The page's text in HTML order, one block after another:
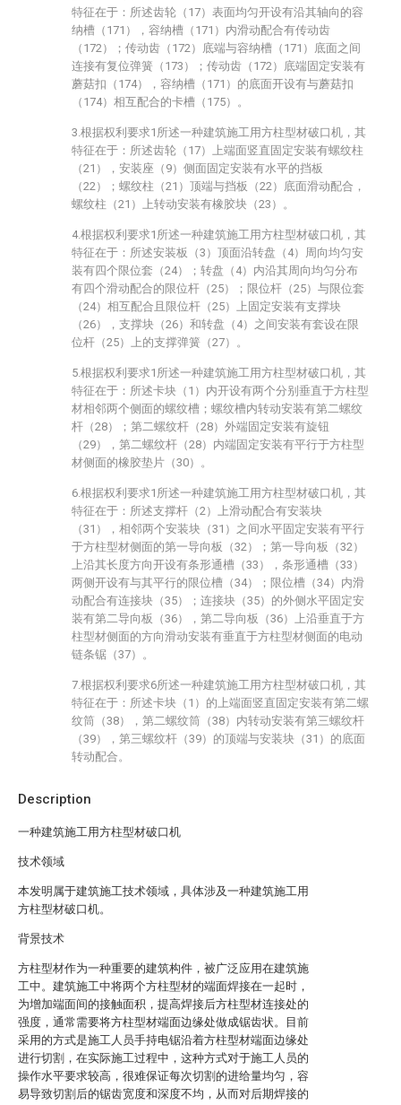
Description
一种建筑施工用方柱型材破口机
技术领域
本发明属于建筑施工技术领域，具体涉及一种建筑施工用
方柱型材破口机。
背景技术
方柱型材作为一种重要的建筑构件，被广泛应用在建筑施
工中。建筑施工中将两个方柱型材的端面焊接在一起时，
为增加端面间的接触面积，提高焊接后方柱型材连接处的
强度，通常需要将方柱型材端面边缘处做成锯齿状。目前
采用的方式是施工人员手持电锯沿着方柱型材端面边缘处
进行切割，在实际施工过程中，这种方式对于施工人员的
操作水平要求较高，很难保证每次切割的进给量均匀，容
易导致切割后的锯齿宽度和深度不均，从而对后期焊接的
特征在于：所述齿轮（17）表面均匀开设有沿其轴向的容
纳槽（171），容纳槽（171）内滑动配合有传动齿
（172）；传动齿（172）底端与容纳槽（171）底面之间
连接有复位弹簧（173）；传动齿（172）底端固定安装有
蘑菇扣（174），容纳槽（171）的底面开设有与蘑菇扣
（174）相互配合的卡槽（175）。
3.根据权利要求1所述一种建筑施工用方柱型材破口机，其
特征在于：所述齿轮（17）上端面竖直固定安装有螺纹柱
（21），安装座（9）侧面固定安装有水平的挡板
（22）；螺纹柱（21）顶端与挡板（22）底面滑动配合，
螺纹柱（21）上转动安装有橡胶块（23）。
4.根据权利要求1所述一种建筑施工用方柱型材破口机，其
特征在于：所述安装板（3）顶面沿转盘（4）周向均匀安
装有四个限位套（24）；转盘（4）内沿其周向均匀分布
有四个滑动配合的限位杆（25）；限位杆（25）与限位套
（24）相互配合且限位杆（25）上固定安装有支撑块
（26），支撑块（26）和转盘（4）之间安装有套设在限
位杆（25）上的支撑弹簧（27）。
5.根据权利要求1所述一种建筑施工用方柱型材破口机，其
特征在于：所述卡块（1）内开设有两个分别垂直于方柱型
材相邻两个侧面的螺纹槽；螺纹槽内转动安装有第二螺纹
杆（28）；第二螺纹杆（28）外端固定安装有旋钮
（29），第二螺纹杆（28）内端固定安装有平行于方柱型
材侧面的橡胶垫片（30）。
6.根据权利要求1所述一种建筑施工用方柱型材破口机，其
特征在于：所述支撑杆（2）上滑动配合有安装块
（31），相邻两个安装块（31）之间水平固定安装有平行
于方柱型材侧面的第一导向板（32）；第一导向板（32）
上沿其长度方向开设有条形通槽（33），条形通槽（33）
两侧开设有与其平行的限位槽（34）；限位槽（34）内滑
动配合有连接块（35）；连接块（35）的外侧水平固定安
装有第二导向板（36），第二导向板（36）上沿垂直于方
柱型材侧面的方向滑动安装有垂直于方柱型材侧面的电动
链条锯（37）。
7.根据权利要求6所述一种建筑施工用方柱型材破口机，其
特征在于：所述卡块（1）的上端面竖直固定安装有第二螺
纹筒（38），第二螺纹筒（38）内转动安装有第三螺纹杆
（39），第三螺纹杆（39）的顶端与安装块（31）的底面
转动配合。